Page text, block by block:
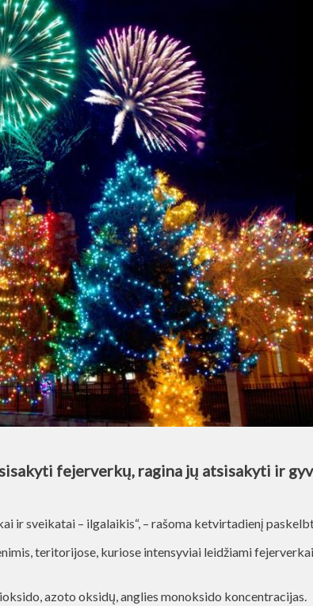
fejerverkų, ragina jų atsisakyti ir
ir sveikatai – ilgalaikis“, – rašoma ketvirtadienį
teritorijose, kuriose intensyviai leidžiami
azoto oksidų, anglies monoksido koncentracijas.